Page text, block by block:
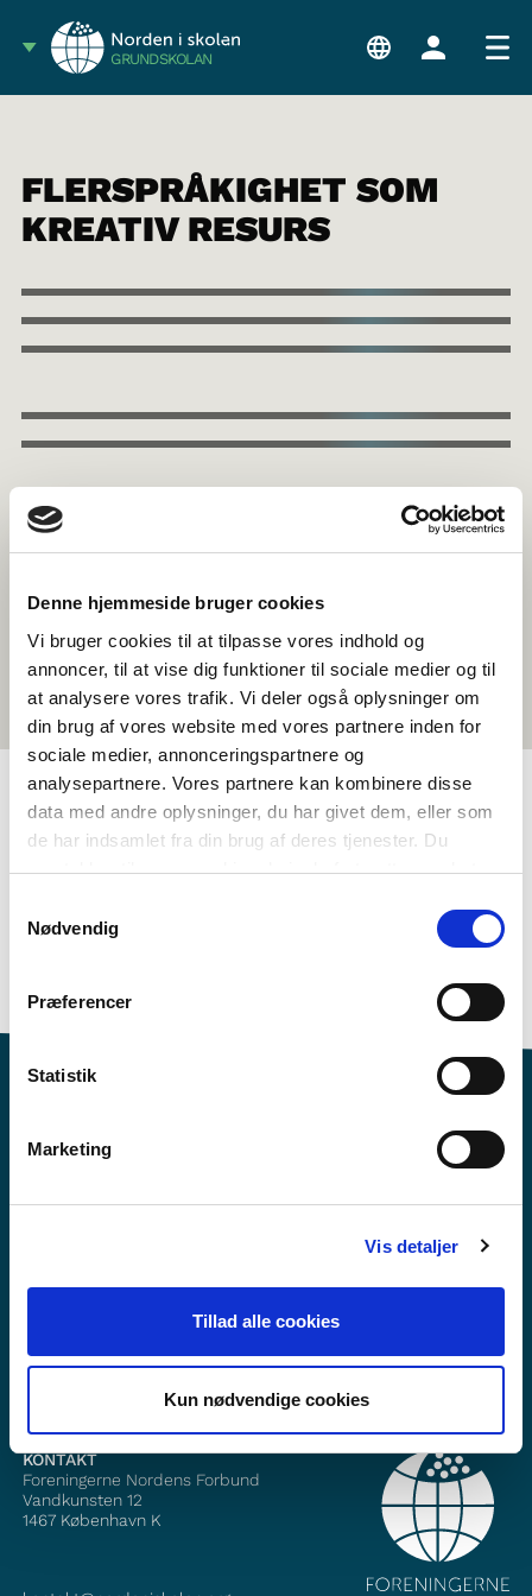
Denne hjemmeside bruger cookies
Vi bruger cookies til at tilpasse vores indhold og
annoncer, til at vise dig funktioner til sociale medier og til
at analysere vores trafik. Vi deler også oplysninger om
din brug af vores website med vores partnere inden for
sociale medier, annonceringspartnere og
analysepartnere. Vores partnere kan kombinere disse
data med andre oplysninger, du har givet dem, eller som
de har indsamlet fra din brug af deres tjenester. Du
samtykker til vores cookies, hvis du fortsætter med at
Nødvendig
Præferencer
Statistik
Marketing
Vis detaljer
Tillad alle cookies
Kun nødvendige cookies
GRUNDSKOLAN
TAGGAR
Språk Aktivitetsförslag
Musik
Språkförståelse - tal (DA, NO, SV)
FLERSPRÅKIGHET SOM
KREATIV RESURS
Följ oss på Facebook
KONTAKT
Foreningerne Nordens Forbund
Vandkunsten 12
1467 København K